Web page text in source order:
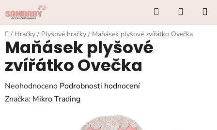
na
obsah
Hledat
KOŠÍK
Domů
/ Hračky / Plyšové hračky / Maňásek plyšové zvířátko Ovečka
Maňásek plyšové
zvířátko Ovečka
Průměrné
hodnocení
Neohodnoceno Podrobnosti hodnocení
Značka: Mikro Trading